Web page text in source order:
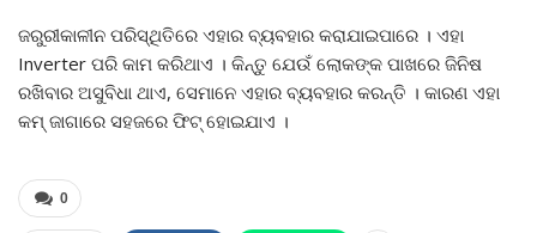
ଜରୁରୀକାଳୀନ ପରିସ୍ଥିତିରେ ଏହାର ବ୍ୟବହାର କରାଯାଇପାରେ । ଏହା
Inverter ପରି କାମ କରିଥାଏ । କିନ୍ତୁ ଯେଉଁ ଲୋକଙ୍କ ପାଖରେ ଜିନିଷ
ରଖିବାର ଅସୁବିଧା ଥାଏ, ସେମାନେ ଏହାର ବ୍ୟବହାର କରନ୍ତି । କାରଣ ଏହା
କମ୍ ଜାଗାରେ ସହଜରେ ଫିଟ୍ ହୋଇଯାଏ ।
0